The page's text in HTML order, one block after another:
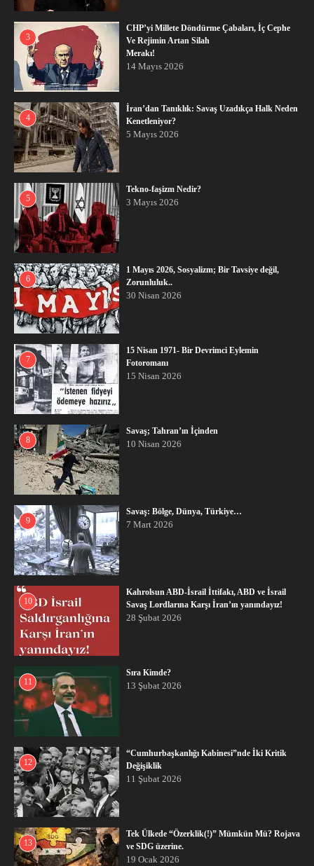
3
CHP’yi Millete Döndürme Çabaları, İç Cephe
Ve Rejimin Artan Silah
Merakı!
14 Mayıs 2026
4
İran’dan Tanıklık: Savaş Uzadıkça Halk Neden
Kenetleniyor?
5 Mayıs 2026
5
Tekno-faşizm Nedir?
3 Mayıs 2026
6
1 Mayıs 2026, Sosyalizm; Bir Tavsiye değil,
Zorunluluk..
30 Nisan 2026
7
15 Nisan 1971- Bir Devrimci Eylemin
Fotoromanı
15 Nisan 2026
8
Savaş; Tahran’ın İçinden
10 Nisan 2026
9
Savaş: Bölge, Dünya, Türkiye…
7 Mart 2026
10
Kahrolsun ABD-İsrail İttifakı, ABD ve İsrail
Savaş Lordlarına Karşı İran’ın yanındayız!
28 Şubat 2026
11
Sıra Kimde?
13 Şubat 2026
12
“Cumhurbaşkanlığı Kabinesi”nde İki Kritik
Değişiklik
11 Şubat 2026
13
Tek Ülkede “Özerklik(!)” Mümkün Mü? Rojava
ve SDG üzerine.
19 Ocak 2026